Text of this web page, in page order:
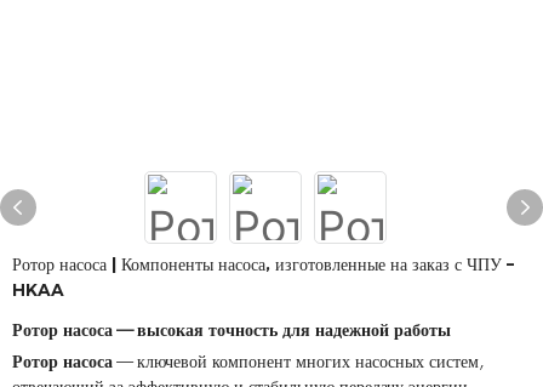
Ротор насоса | Компоненты насоса, изготовленные на заказ с ЧПУ –
HKAA
Ротор насоса — высокая точность для надежной работы
Ротор насоса— ключевой компонент многих насосных систем,